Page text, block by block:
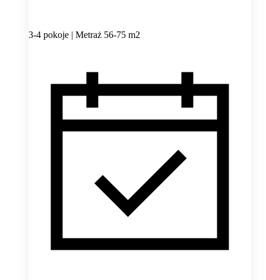
3-4 pokoje | Metraż 56-75 m2